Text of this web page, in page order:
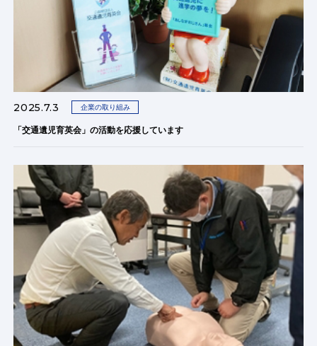
2025.7.3 企業の取り組み
「交通遺児育英会」の活動を応援しています